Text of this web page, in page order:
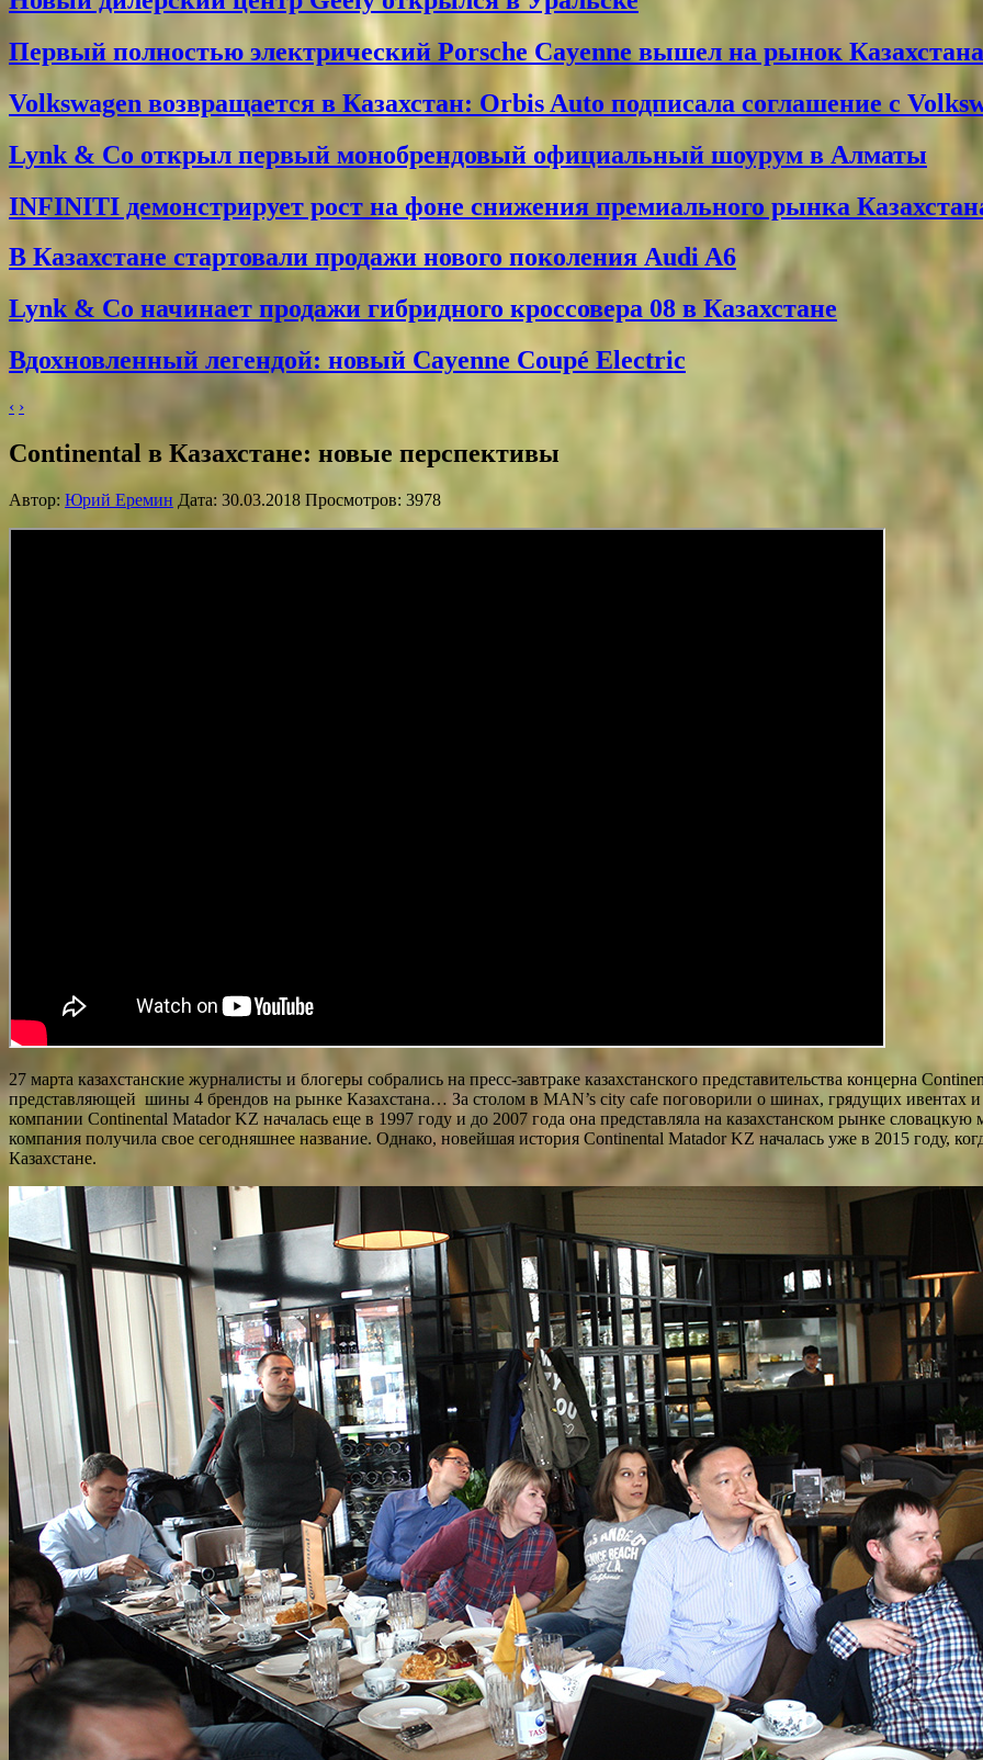
Первый полностью электрический Porsche Cayenne вышел на рынок Казахстана
Volkswagen возвращается в Казахстан: Orbis Auto подписала соглашение с
Lynk & Co открыл первый монобрендовый официальный шоурум в Алматы
INFINITI демонстрирует рост на фоне снижения премиального рынка
В Казахстане стартовали продажи нового поколения Audi A6
Lynk & Co начинает продажи гибридного кроссовера 08 в Казахстане
Вдохновленный легендой: новый Cayenne Coupé Electric
‹ ›
Continental в Казахстане: новые перспективы
Автор: Юрий Еремин Дата: 30.03.2018 Просмотров: 3978
27 марта казахстанские журналисты и блогеры собрались на пресс-завтраке казахстанского представительства концерна
представляющей шины 4 брендов на рынке Казахстана… За столом в MAN’s city cafe поговорили о шинах, грядущих ивентах
компании Continental Matador KZ началась еще в 1997 году и до 2007 года она представляла на казахстанском рынке
компания получила свое сегодняшнее название. Однако, новейшая история Continental Matador KZ началась уже в 2015 году,
Казахстане.